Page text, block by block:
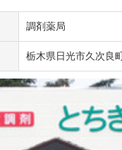
調剤薬局
栃木県日光市久次良